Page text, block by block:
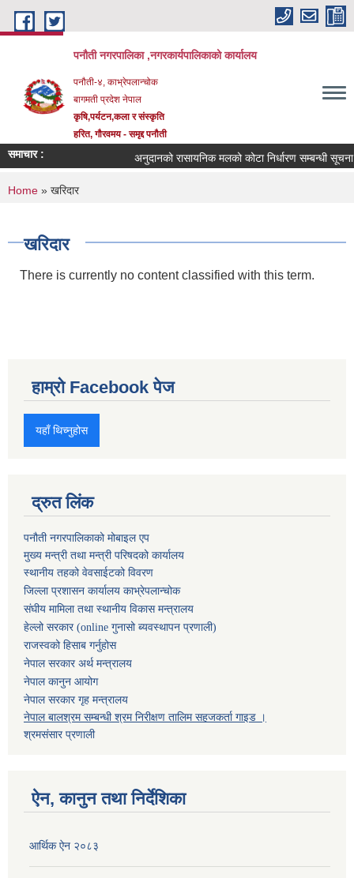
Skip to main content
पनौती नगरपालिका ,नगरकार्यपालिकाको कार्यालय
पनौती-४, काभ्रेपलान्चोक
बागमती प्रदेश नेपाल
कृषि,पर्यटन,कला र संस्कृति
हरित, गौरवमय - समृद्द पनौती
समाचार : अनुदानको रासायनिक मलको कोटा निर्धारण सम्बन्धी सूचना
You are here
Home » खरिदार
खरिदार
There is currently no content classified with this term.
हाम्रो Facebook पेज
यहाँ थिच्नुहोस
द्रुत लिंक
पनौती नगरपालिकाको मोबाइल एप
मुख्य मन्त्री तथा मन्त्री परिषदको कार्यालय
स्थानीय तहको वेवसाईटको विवरण
जिल्ला प्रशासन कार्यालय काभ्रेपलान्चोक
संघीय मामिला तथा स्थानीय विकास मन्त्रालय
हेल्लो सरकार (online गुनासो ब्यवस्थापन प्रणाली)
राजस्वको हिसाब गर्नुहोस
नेपाल सरकार अर्थ मन्त्रालय
नेपाल कानुन आयोग
नेपाल सरकार गृह मन्त्रालय
नेपाल बालश्रम सम्बन्धी श्रम निरीक्षण तालिम सहजकर्ता गाइड ।
श्रमसंसार प्रणाली
ऐन, कानुन तथा निर्देशिका
आर्थिक ऐन २०८३